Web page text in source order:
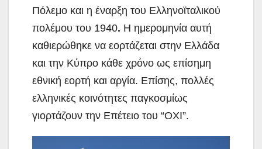
Πόλεμο και η έναρξη του Ελληνοϊταλικού
πολέμου του 1940. Η ημερομηνία αυτή
καθιερώθηκε να εορτάζεται στην Ελλάδα
και την Κύπρο κάθε χρόνο ως επίσημη
εθνική εορτή και αργία. Επίσης, πολλές
ελληνικές κοινότητες παγκοσμίως
γιορτάζουν την Επέτειο του “ΟΧΙ”.